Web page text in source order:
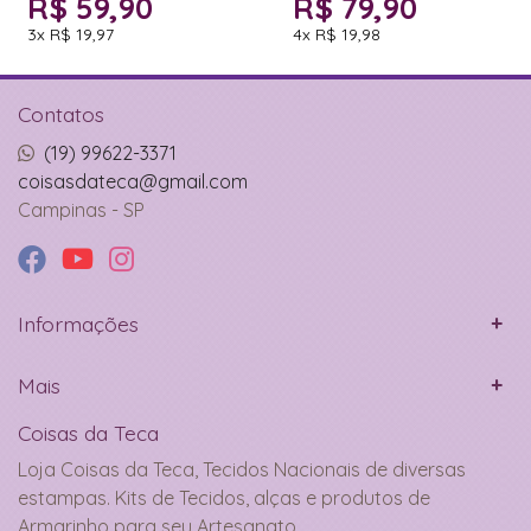
3x R$ 19,97 4x R$ 19,98
Contatos
(19) 99622-3371
coisasdateca@gmail.com
Campinas - SP
Informações
Mais
Coisas da Teca
Loja Coisas da Teca, Tecidos Nacionais de diversas
estampas. Kits de Tecidos, alças e produtos de